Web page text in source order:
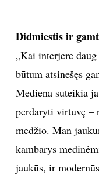
Didmiestis ir
„Kai interjere
būtum atsinešęs
Mediena suteikia
perdaryti virtuvę –
medžio. Man
kambarys
jaukūs, ir